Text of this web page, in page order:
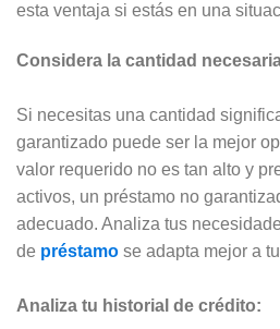
esta ventaja si estás en una
Considera la cantidad
Si necesitas una cantidad
garantizado puede ser la mejor
valor requerido no es tan alto y
activos, un préstamo no
adecuado. Analiza tus
de préstamo se adapta mejor a
Analiza tu historial de crédito: